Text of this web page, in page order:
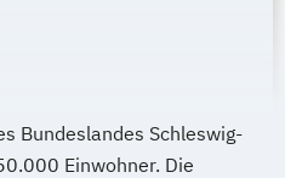
Bundeslandes Schleswig-
Einwohner. Die